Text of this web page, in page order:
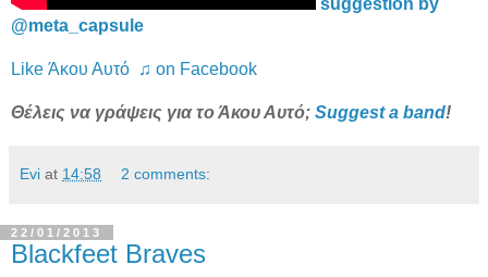
suggestion by
@meta_capsule
Like Άκου Αυτό ♫ on Facebook
Θέλεις να γράψεις για το Άκου Αυτό; Suggest a band!
Evi at 14:58 2 comments:
22/01/2013
Blackfeet Braves